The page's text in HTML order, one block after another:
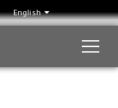
English